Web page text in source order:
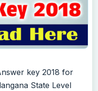
key 2018 for
State Level